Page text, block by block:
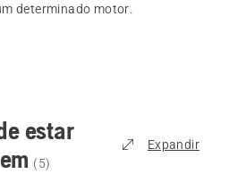
determinado motor.
estar
(5)
Expandir